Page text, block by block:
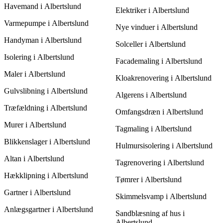
vælge en service, som kan udføre holdbare løsninger, så dit tag
Havemand i Albertslund
Varmepumpe i Albertslund
Handyman i Albertslund
Isolering i Albertslund
Maler i Albertslund
Gulvslibning i Albertslund
Træfældning i Albertslund
Murer i Albertslund
Blikkenslager i Albertslund
Altan i Albertslund
Hækklipning i Albertslund
Gartner i Albertslund
Anlægsgartner i Albertslund
Elektriker i Albertslund
Nye vinduer i Albertslund
Solceller i Albertslund
Facademaling i Albertslund
Kloakrenovering i Albertslund
Algerens i Albertslund
Omfangsdræn i Albertslund
Tagmaling i Albertslund
Hulmursisolering i Albertslund
Tagrenovering i Albertslund
Tømrer i Albertslund
Skimmelsvamp i Albertslund
Sandblæsning af hus i